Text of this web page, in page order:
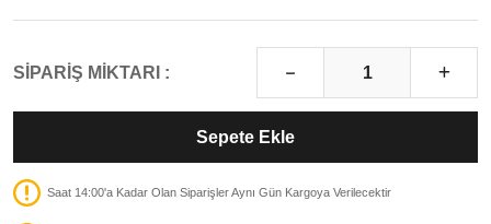
SİPARİŞ MİKTARI :
Sepete Ekle
Saat 14:00'a Kadar Olan Siparişler Aynı Gün Kargoya Verilecektir